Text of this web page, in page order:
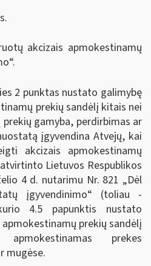
akcizais apmokestinamų
2 punktas nustato galimybę
prekių sandėlį kitais nei
gamyba, perdirbimas ar
įgyvendina Atvejų, kai
akcizais apmokestinamų
Lietuvos Respublikos
4 d. nutarimu Nr. 821 „Dėl
įgyvendinimo“ (toliau -
4.5 papunktis nustato
prekių sandėlį
prekes
mugėse.